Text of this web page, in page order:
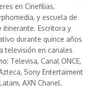
en Cinefilias,
y escuela de
itinerante. Escritora y
durante quince años
televisión en canales
Televisa, Canal ONCE,
Sony Entertaiment
AXN Chanel.